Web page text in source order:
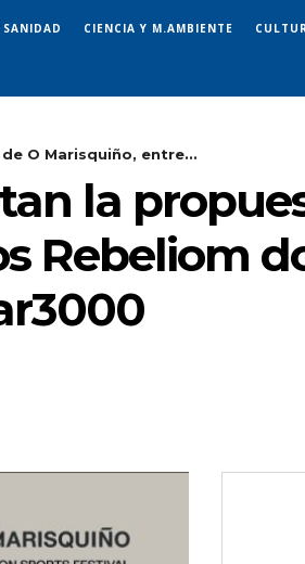
CIENCIA Y M.AMBIENTE
O Marisquiño, entre...
la
Rebeliom